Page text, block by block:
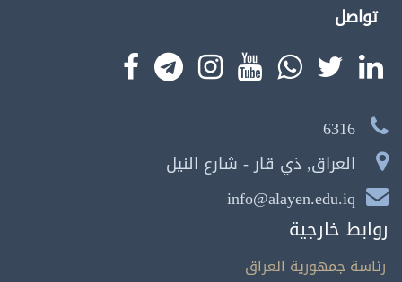
تواصل
6316
العراق, ذي قار - شارع النيل
info@alayen.edu.iq
روابط خارجية
رئاسة جمهورية العراق